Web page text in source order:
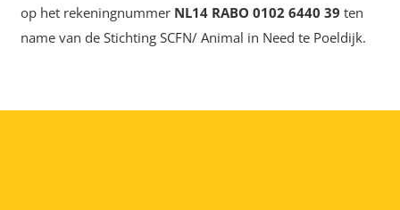
op het rekeningnummer NL14 RABO 0102 6440 39 ten
name van de Stichting SCFN/ Animal in Need te Poeldijk.